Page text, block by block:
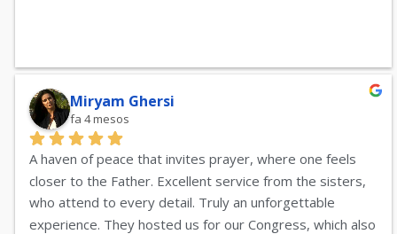
Miryam Ghersi
fa 4 mesos
A haven of peace that invites prayer, where one feels
closer to the Father. Excellent service from the sisters,
who attend to every detail. Truly an unforgettable
experience. They hosted us for our Congress, which also